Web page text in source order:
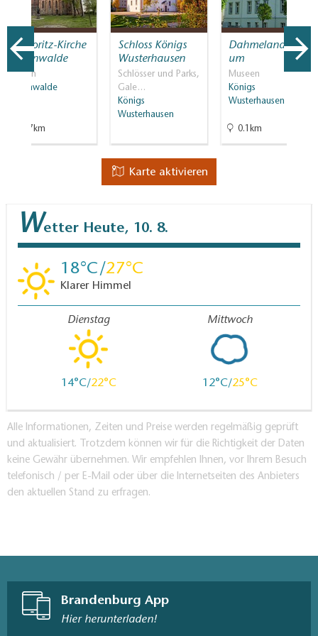
St. Moritz-Kirche
Mittenwalde
Kirchen
Mittenwalde
10.7km
Schloss Königs
Wusterhausen
Schlösser und Parks,
Gale…
Königs
Wusterhausen
Dahmelandmuse
um
Museen
Königs
Wusterhausen
0.1km
Karte aktivieren
Wetter Heute, 10. 8.
18 27
Klarer Himmel
Dienstag
14 22
Mittwoch
12 25
Alle Informationen, Zeiten und Preise werden regelmäßig geprüft
und aktualisiert. Trotzdem können wir für die Richtigkeit der Daten
keine Gewähr übernehmen. Wir empfehlen Ihnen, vor Ihrem Besuch
telefonisch / per E-Mail oder über die Internetseiten des Anbieters
den aktuellen Stand zu erfragen.
Brandenburg App
Hier herunterladen!